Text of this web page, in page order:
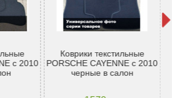
с 2010
Коврики текстильные
PORSCHE CAYENNE с 2010
черные в салон